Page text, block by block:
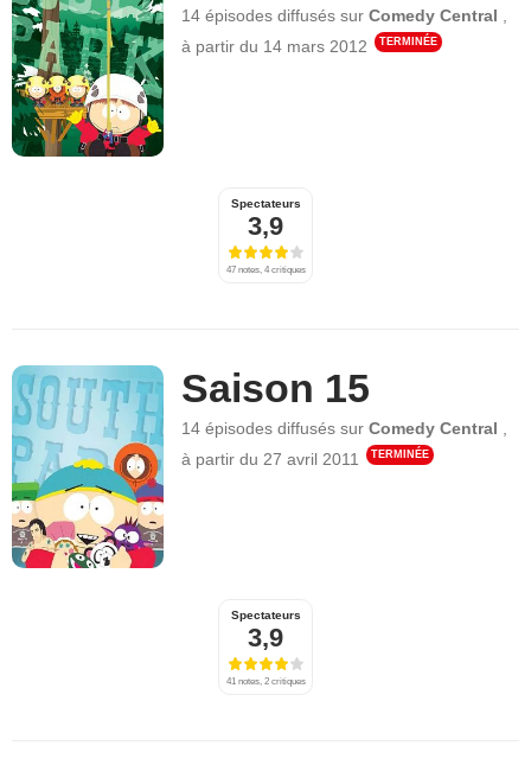
14 épisodes diffusés surComedy Central ,
à partir du 14 mars 2012 TERMINÉE
Spectateurs
3,9
47 notes, 4 critiques
Saison 15
14 épisodes diffusés surComedy Central
à partir du 27 avril 2011 TERMINÉE
Spectateurs
3,9
41 notes, 2 critiques